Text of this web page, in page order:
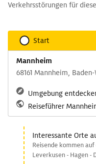
Verkehrsstörungen für
Start
Mannheim
68161 Mannheim,
Umgebung
Reiseführer
Interessante Orte
Reisende kommen
Leverkusen - Hagen -